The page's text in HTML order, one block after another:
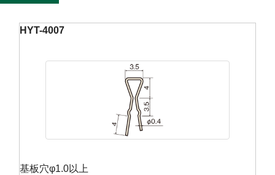
HYT-4007
基板穴φ1.0以上